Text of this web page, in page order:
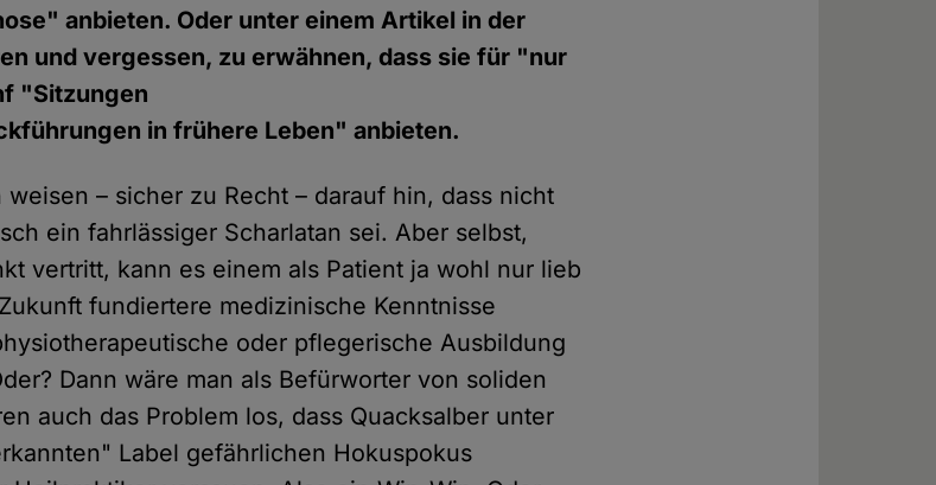
anbieten. Oder unter einem Artikel in der
und vergessen, zu erwähnen, dass sie für "nur
"Sitzungen
in frühere Leben" anbieten.
– sicher zu Recht – darauf hin, dass nicht
ein fahrlässiger Scharlatan sei. Aber selbst,
vertritt, kann es einem als Patient ja wohl nur lieb
fundiertere medizinische Kenntnisse
oder pflegerische Ausbildung
Dann wäre man als Befürworter von soliden
auch das Problem los, dass Quacksalber unter
Label gefährlichen Hokuspokus